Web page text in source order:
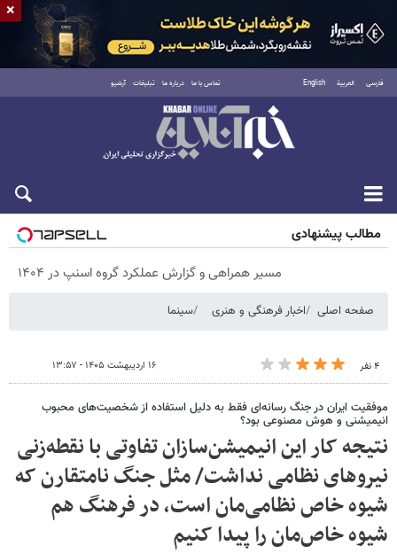
فارسی العربية English تماس با ما درباره ما تبلیغات آرشیو
پنجشنبه ۱۵ مرداد ۱۴۰۵
مطالب پیشنهادی
مسیر همراهی و گزارش عملکرد گروه اسنپ در ۱۴۰۴
صفحه اصلی اخبار فرهنگی و هنری سینما
۴ نفر ۱۶ اردیبهشت ۱۴۰۵ - ۱۳:۵۷
موفقیت ایران در جنگ رسانه‌ای فقط به دلیل استفاده از شخصیت‌های محبوب
انیمیشنی و هوش مصنوعی بود؟
نتیجه کار این انیمیشن‌سازان تفاوتی با نقطه‌زنی
نیروهای نظامی نداشت/ مثل جنگ نامتقارن که
شیوه خاص‌ نظامی‌مان است، در فرهنگ هم
شیوه خاص‌مان را پیدا کنیم
×